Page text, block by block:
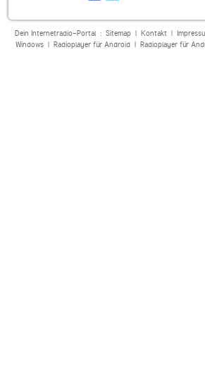
Dein Internetradio-Portal : Sitemap| Kontakt|
Windows| Radioplayer für Android| Radioplayer für